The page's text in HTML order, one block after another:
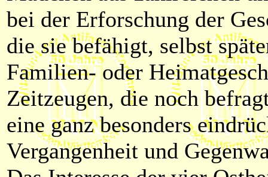
bei der Erforschung der
die sie befähigt, selbst
Familien- oder
Zeitzeugen, die noch
eine ganz besonders
Vergangenheit und